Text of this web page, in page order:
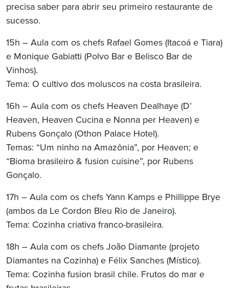
precisa saber para abrir seu primeiro restaurante de
sucesso.
15h – Aula com os chefs Rafael Gomes (Itacoá e Tiara)
e Monique Gabiatti (Polvo Bar e Belisco Bar de
Vinhos).
Tema: O cultivo dos moluscos na costa brasileira.
16h – Aula com os chefs Heaven Dealhaye (D’
Heaven, Heaven Cucina e Nonna per Heaven) e
Rubens Gonçalo (Othon Palace Hotel).
Temas: “Um ninho na Amazônia”, por Heaven; e
“Bioma brasileiro & fusion cuisine”, por Rubens
Gonçalo.
17h – Aula com os chefs Yann Kamps e Phillippe Brye
(ambos da Le Cordon Bleu Rio de Janeiro).
Tema: Cozinha criativa franco-brasileira.
18h – Aula com os chefs João Diamante (projeto
Diamantes na Cozinha) e Félix Sanches (Místico).
Tema: Cozinha fusion brasil chile. Frutos do mar e